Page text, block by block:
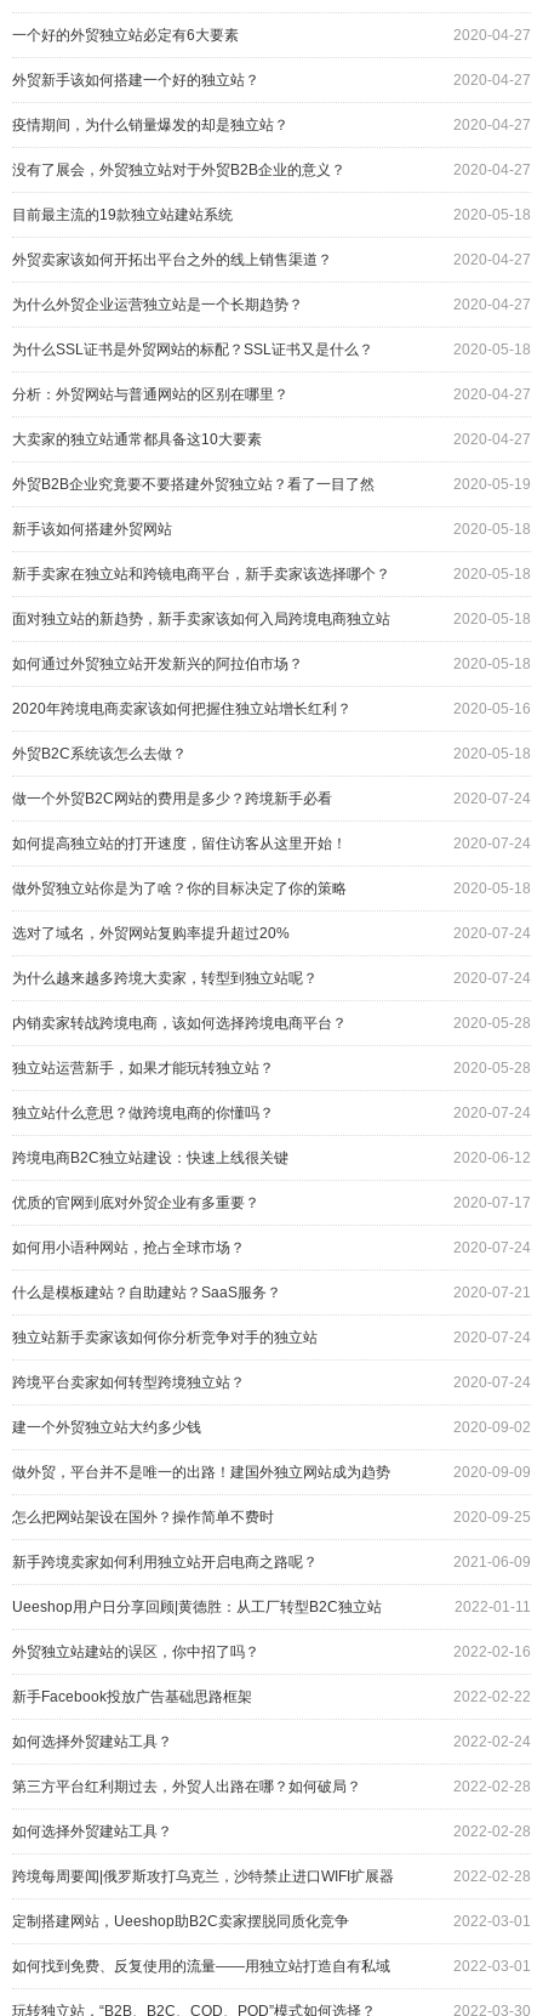
一个好的外贸独立站必定有6大要素 2020-04-27
外贸新手该如何搭建一个好的独立站？ 2020-04-27
疫情期间，为什么销量爆发的却是独立站？ 2020-04-27
没有了展会，外贸独立站对于外贸B2B企业的意义？ 2020-04-27
目前最主流的19款独立站建站系统 2020-05-18
外贸卖家该如何开拓出平台之外的线上销售渠道？ 2020-04-27
为什么外贸企业运营独立站是一个长期趋势？ 2020-04-27
为什么SSL证书是外贸网站的标配？SSL证书又是什么？ 2020-05-18
分析：外贸网站与普通网站的区别在哪里？ 2020-04-27
大卖家的独立站通常都具备这10大要素 2020-04-27
外贸B2B企业究竟要不要搭建外贸独立站？看了一目了然 2020-05-19
新手该如何搭建外贸网站 2020-05-18
新手卖家在独立站和跨镜电商平台，新手卖家该选择哪个？ 2020-05-18
面对独立站的新趋势，新手卖家该如何入局跨境电商独立站 2020-05-18
如何通过外贸独立站开发新兴的阿拉伯市场？ 2020-05-18
2020年跨境电商卖家该如何把握住独立站增长红利？ 2020-05-16
外贸B2C系统该怎么去做？ 2020-05-18
做一个外贸B2C网站的费用是多少？跨境新手必看 2020-07-24
如何提高独立站的打开速度，留住访客从这里开始！ 2020-07-24
做外贸独立站你是为了啥？你的目标决定了你的策略 2020-05-18
选对了域名，外贸网站复购率提升超过20% 2020-07-24
为什么越来越多跨境大卖家，转型到独立站呢？ 2020-07-24
内销卖家转战跨境电商，该如何选择跨境电商平台？ 2020-05-28
独立站运营新手，如果才能玩转独立站？ 2020-05-28
独立站什么意思？做跨境电商的你懂吗？ 2020-07-24
跨境电商B2C独立站建设：快速上线很关键 2020-06-12
优质的官网到底对外贸企业有多重要？ 2020-07-17
如何用小语种网站，抢占全球市场？ 2020-07-24
什么是模板建站？自助建站？SaaS服务？ 2020-07-21
独立站新手卖家该如何你分析竞争对手的独立站 2020-07-24
跨境平台卖家如何转型跨境独立站？ 2020-07-24
建一个外贸独立站大约多少钱 2020-09-02
做外贸，平台并不是唯一的出路！建国外独立网站成为趋势 2020-09-09
怎么把网站架设在国外？操作简单不费时 2020-09-25
新手跨境卖家如何利用独立站开启电商之路呢？ 2021-06-09
Ueeshop用户日分享回顾|黄德胜：从工厂转型B2C独立站 2022-01-11
外贸独立站建站的误区，你中招了吗？ 2022-02-16
新手Facebook投放广告基础思路框架 2022-02-22
如何选择外贸建站工具？ 2022-02-24
第三方平台红利期过去，外贸人出路在哪？如何破局？ 2022-02-28
如何选择外贸建站工具？ 2022-02-28
跨境每周要闻|俄罗斯攻打乌克兰，沙特禁止进口WIFI扩展器 2022-02-28
定制搭建网站，Ueeshop助B2C卖家摆脱同质化竞争 2022-03-01
如何找到免费、反复使用的流量——用独立站打造自有私域
流量
2022-03-01
玩转独立站，“B2B、B2C、COD、POD”模式如何选择？ 2022-03-30